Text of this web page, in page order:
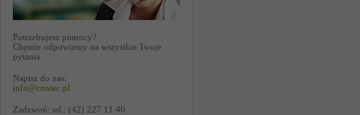
Potrzebujesz pomocy?
Chętnie odpowiemy na wszystkie Twoje
pytania.
Napisz do nas:
info@contec.pl
Zadzwoń: tel.: (42) 227 11 40